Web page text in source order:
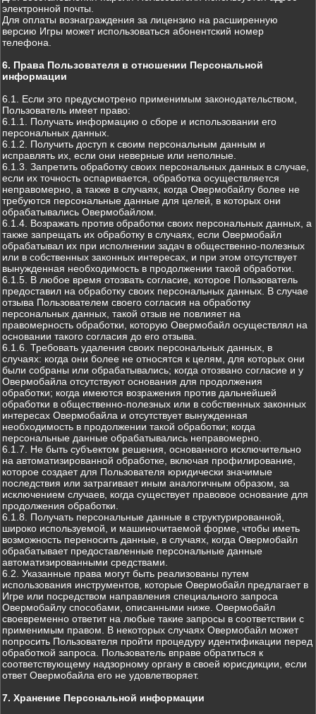
электронной почты.
Для оплаты вознаграждения за лицензию на расширенную
версию Игры может использоваться абонентский номер
телефона.
6. Права Пользователя в отношении Персональной
информации
6.1. Если это предусмотрено применимым законодательством,
Пользователь имеет право:
6.1.1. Получать информацию о сборе и использовании его
персональных данных.
6.1.2. Получить доступ к своим персональным данным и
исправлять их, если они неверные или неполные.
6.1.3. Запретить обработку своих персональных данных в случае,
если их точность оспаривается, обработка осуществляется
неправомерно, а также в случаях, когда Овермобайлу более не
требуются персональные данные для целей, в которых они
обрабатывались Овермобайлом.
6.1.4. Возражать против обработки своих персональных данных, а
также запрещать их обработку в случаях, если Овермобайл
обрабатывал их при исполнении задач в общественно-полезных
или в собственных законных интересах, и при этом отсутствует
вынужденная необходимость в продолжении такой обработки.
6.1.5. В любое время отозвать согласие, которое Пользователь
предоставил на обработку своих персональных данных. В случае
отзыва Пользователем своего согласия на обработку
персональных данных, такой отзыв не повлияет на
правомерность обработки, которую Овермобайл осуществлял на
основании такого согласия до его отзыва.
6.1.6. Требовать удаления своих персональных данных, в
случаях: когда они более не относятся к целям, для которых они
были собраны или обрабатывались; когда отозвано согласие и у
Овермобайла отсутствуют основания для продолжения
обработки; когда имеются возражения против дальнейшей
обработки в общественно-полезных или в собственных законных
интересах Овермобайла и отсутствует вынужденная
необходимость в продолжении такой обработки; когда
персональные данные обрабатывались неправомерно.
6.1.7. Не быть субъектом решения, основанного исключительно
на автоматизированной обработке, включая профилирование,
которое создает для Пользователя юридически значимые
последствия или затрагивает иным аналогичным образом, за
исключением случаев, когда существует правовое основание для
продолжения обработки.
6.1.8. Получать персональные данные в структурированной,
широко используемой, и машиночитаемой форме, чтобы иметь
возможность переносить данные, в случаях, когда Овермобайл
обрабатывает предоставленные персональные данные
автоматизированными средствами.
6.2. Указанные права могут быть реализованы путем
использования инструментов, которые Овермобайл предлагает в
Игре или посредством направления специального запроса
Овермобайлу способами, описанными ниже. Овермобайл
своевременно ответит на любые такие запросы в соответствии с
применимым правом. В некоторых случаях Овермобайл может
попросить Пользователя пройти процедуру идентификации перед
обработкой запроса. Пользователь вправе обратиться к
соответствующему надзорному органу в своей юрисдикции, если
ответ Овермобайла его не удовлетворяет.
7. Хранение Персональной информации